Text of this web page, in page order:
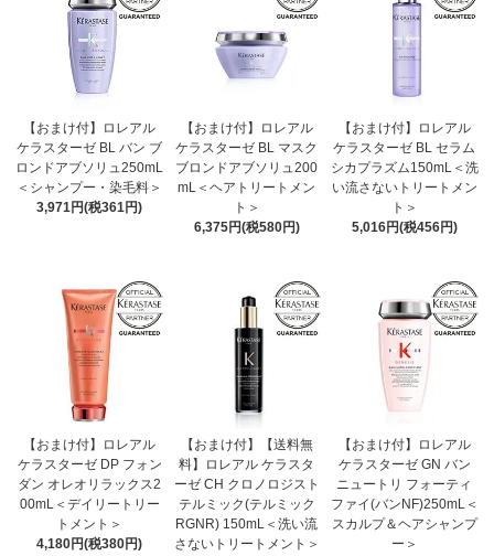
【おまけ付】ロレアル
ケラスターゼ BL バン ブ
ロンドアブソリュ250mL
＜シャンプー・染毛料＞
3,971円(税361円)
【おまけ付】ロレアル
ケラスターゼ BL マスク
ブロンドアブソリュ200
mL＜ヘアトリートメン
ト＞
6,375円(税580円)
【おまけ付】ロレアル
ケラスターゼ BL セラム
シカプラズム150mL＜洗
い流さないトリートメン
ト＞
5,016円(税456円)
【おまけ付】ロレアル
ケラスターゼ DP フォン
ダン オレオリラックス2
00mL＜デイリートリー
トメント＞
4,180円(税380円)
【おまけ付】【送料無
料】ロレアル ケラスタ
ーゼ CH クロノロジスト
テルミック(テルミック
RGNR) 150mL＜洗い流
さないトリートメント＞
【おまけ付】ロレアル
ケラスターゼ GN バン
ニュートリ フォーティ
ファイ(バンNF)250mL＜
スカルプ＆ヘアシャンプ
ー＞